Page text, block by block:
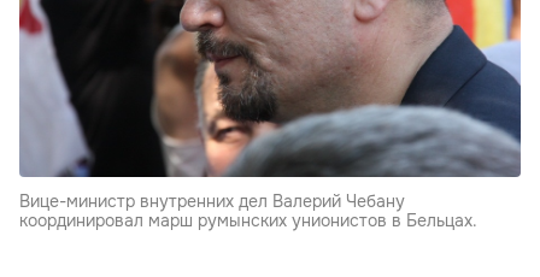
Вице-министр внутренних дел Валерий Чебану
координировал марш румынских унионистов в Бельцах.